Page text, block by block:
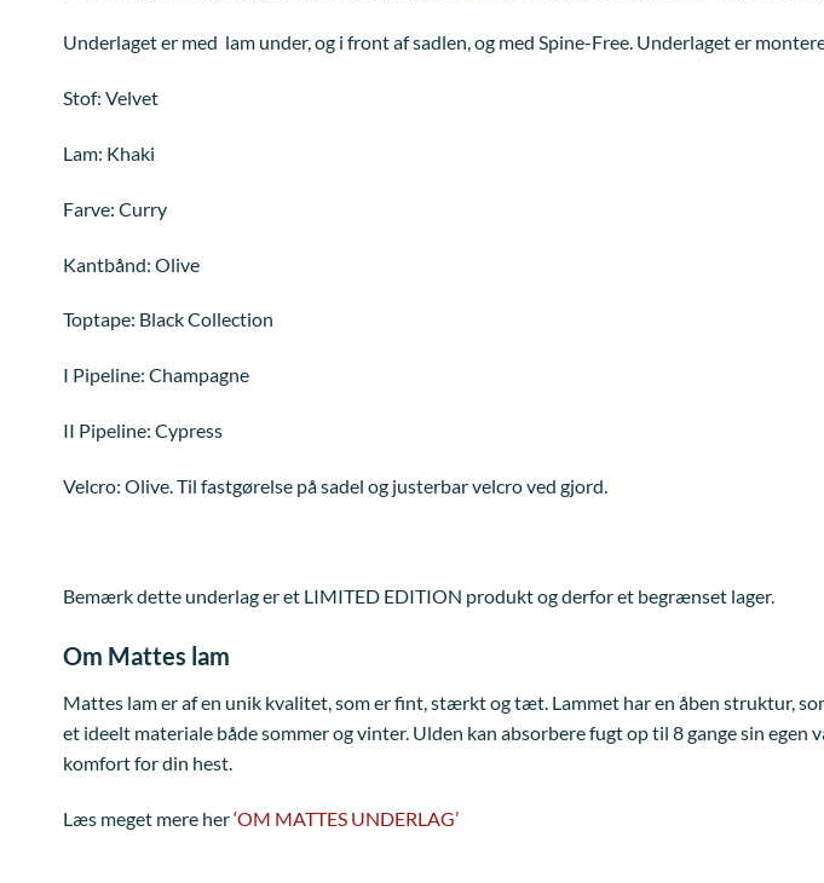
Underlaget er med lam under, og i front af sadlen, og med Spine-Free. Underlaget er
Stof: Velvet
Lam: Khaki
Farve: Curry
Kantbånd: Olive
Toptape: Black Collection
I Pipeline: Champagne
II Pipeline: Cypress
Velcro: Olive. Til fastgørelse på sadel og justerbar velcro ved gjord.
Bemærk dette underlag er et LIMITED EDITION produkt og derfor et begrænset lager.
Om Mattes lam
Mattes lam er af en unik kvalitet, som er fint, stærkt og tæt. Lammet har en åben struktur,
et ideelt materiale både sommer og vinter. Ulden kan absorbere fugt op til 8 gange sin
komfort for din hest.
Læs meget mere her‘OM MATTES UNDERLAG’